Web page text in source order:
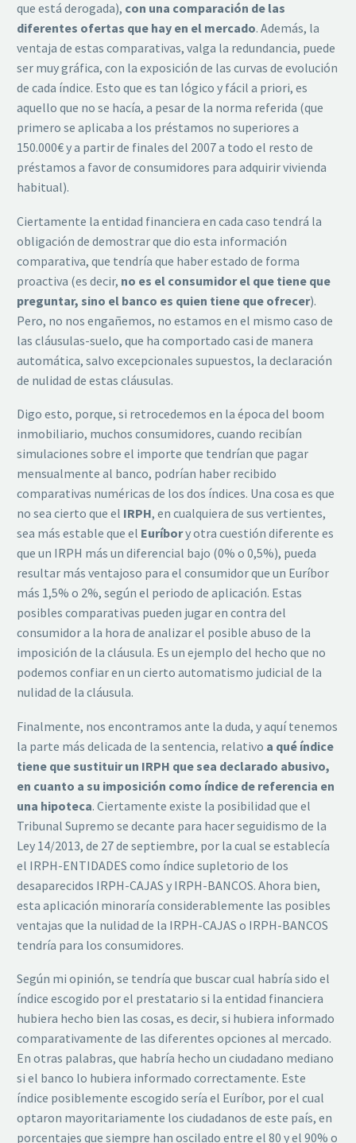
que está derogada), con una comparación de las
diferentes ofertas que hay en el mercado. Además, la
ventaja de estas comparativas, valga la redundancia, puede
ser muy gráfica, con la exposición de las curvas de evolución
de cada índice. Esto que es tan lógico y fácil a priori, es
aquello que no se hacía, a pesar de la norma referida (que
primero se aplicaba a los préstamos no superiores a
150.000€ y a partir de finales del 2007 a todo el resto de
préstamos a favor de consumidores para adquirir vivienda
habitual).
Ciertamente la entidad financiera en cada caso tendrá la
obligación de demostrar que dio esta información
comparativa, que tendría que haber estado de forma
proactiva (es decir, no es el consumidor el que tiene que
preguntar, sino el banco es quien tiene que ofrecer).
Pero, no nos engañemos, no estamos en el mismo caso de
las cláusulas-suelo, que ha comportado casi de manera
automática, salvo excepcionales supuestos, la declaración
de nulidad de estas cláusulas.
Digo esto, porque, si retrocedemos en la época del boom
inmobiliario, muchos consumidores, cuando recibían
simulaciones sobre el importe que tendrían que pagar
mensualmente al banco, podrían haber recibido
comparativas numéricas de los dos índices. Una cosa es que
no sea cierto que el IRPH, en cualquiera de sus vertientes,
sea más estable que el Euríbory otra cuestión diferente es
que un IRPH más un diferencial bajo (0% o 0,5%), pueda
resultar más ventajoso para el consumidor que un Euríbor
más 1,5% o 2%, según el periodo de aplicación. Estas
posibles comparativas pueden jugar en contra del
consumidor a la hora de analizar el posible abuso de la
imposición de la cláusula. Es un ejemplo del hecho que no
podemos confiar en un cierto automatismo judicial de la
nulidad de la cláusula.
Finalmente, nos encontramos ante la duda, y aquí tenemos
la parte más delicada de la sentencia, relativo a qué índice
tiene que sustituir un IRPH que sea declarado abusivo,
en cuanto a su imposición como índice de referencia en
una hipoteca. Ciertamente existe la posibilidad que el
Tribunal Supremo se decante para hacer seguidismo de la
Ley 14/2013, de 27 de septiembre, por la cual se establecía
el IRPH-ENTIDADES como índice supletorio de los
desaparecidos IRPH-CAJAS y IRPH-BANCOS. Ahora bien,
esta aplicación minoraría considerablemente las posibles
ventajas que la nulidad de la IRPH-CAJAS o IRPH-BANCOS
tendría para los consumidores.
Según mi opinión, se tendría que buscar cual habría sido el
índice escogido por el prestatario si la entidad financiera
hubiera hecho bien las cosas, es decir, si hubiera informado
comparativamente de las diferentes opciones al mercado.
En otras palabras, que habría hecho un ciudadano mediano
si el banco lo hubiera informado correctamente. Este
índice posiblemente escogido sería el Euríbor, por el cual
optaron mayoritariamente los ciudadanos de este país, en
porcentajes que siempre han oscilado entre el 80 y el 90% o